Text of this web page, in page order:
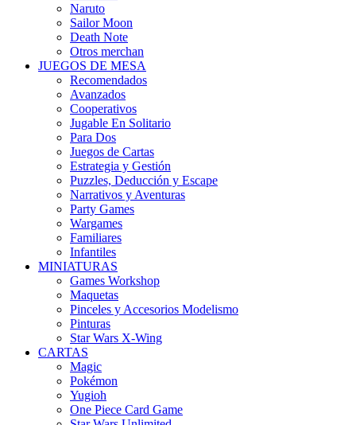
Naruto
Sailor Moon
Death Note
Otros merchan
JUEGOS DE MESA
Recomendados
Avanzados
Cooperativos
Jugable En Solitario
Para Dos
Juegos de Cartas
Estrategia y Gestión
Puzzles, Deducción y Escape
Narrativos y Aventuras
Party Games
Wargames
Familiares
Infantiles
MINIATURAS
Games Workshop
Maquetas
Pinceles y Accesorios Modelismo
Pinturas
Star Wars X-Wing
CARTAS
Magic
Pokémon
Yugioh
One Piece Card Game